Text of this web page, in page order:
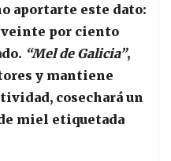
aportarte este dato:
veinte por ciento
“Mel de Galicia”,
y mantiene
cosechará un
miel etiquetada